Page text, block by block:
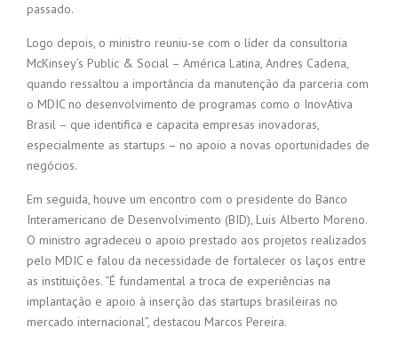
passado.
Logo depois, o ministro reuniu-se com o líder da consultoria
McKinsey’s Public & Social – América Latina, Andres Cadena,
quando ressaltou a importância da manutenção da parceria com
o MDIC no desenvolvimento de programas como o InovAtiva
Brasil – que identifica e capacita empresas inovadoras,
especialmente as startups – no apoio a novas oportunidades de
negócios.
Em seguida, houve um encontro com o presidente do Banco
Interamericano de Desenvolvimento (BID), Luis Alberto Moreno.
O ministro agradeceu o apoio prestado aos projetos realizados
pelo MDIC e falou da necessidade de fortalecer os laços entre
as instituições. “É fundamental a troca de experiências na
implantação e apoio à inserção das startups brasileiras no
mercado internacional”, destacou Marcos Pereira.